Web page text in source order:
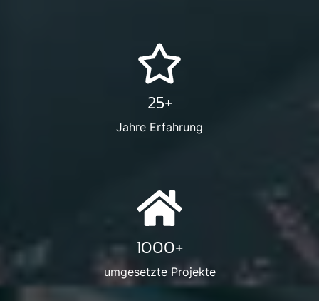
25+
Jahre Erfahrung
1000+
umgesetzte Projekte